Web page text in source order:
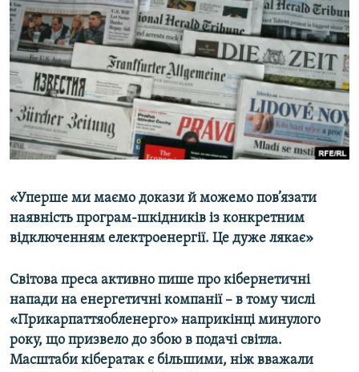
СПЕЦПРОЕКТИ
ДЕПОРТАЦІЯ
ВІДЕОУРОКИ «ELIFBE»
СВІДЧЕННЯ ОКУПАЦІЇ
УКРАЇНСЬКА ПРОБЛЕМА КРИМУ
ІНФОГРАФІКА
ЯК ОБІЙТИ БЛОКУВАННЯ
Русский
Qırımtatar
ДОЛУЧАЙСЯ!
Усі сайти RFE/RL
«Уперше ми маємо докази й можемо пов’язати
наявність програм-шкідників із конкретним
відключенням електроенергії. Це дуже лякає»
Світова преса активно пише про кібернетичні
напади на енергетичні компанії – в тому числі
«Прикарпаттяобленерго» наприкінці минулого
року, що призвело до збою в подачі світла.
Масштаби кібератак є більшими, ніж вважали